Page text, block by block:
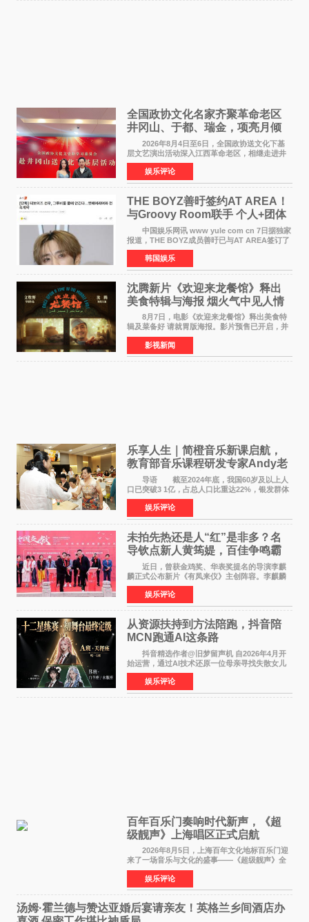
全国政协文化名家齐聚革命老区
井冈山、于都、瑞金，项亮月倾
情献唱《桃花谣》致敬红色沃土
2026年8月4日至6日，全国政协送文化下基
层文艺演出活动深入江西革命老区，相继走进井
冈山、于都长征出发地、瑞金三地。由全国政协
文化文史和学习委员会副主任、甘肃省政协原主
席欧阳坚率团，一
娱乐评论
THE BOYZ善旴签约AT AREA！
与Groovy Room联手 个人+团体
活动并行
中国娱乐网讯 www yule com cn 7日据独家
报道，THE BOYZ成员善旴已与AT AREA签订了
专属合约。AT AREA是由知名制作人组合
Groovy Room创立的hip-hop厂牌，旗下拥有多
位实力派音乐人，在韩
韩国娱乐
沈腾新片《欢迎来龙餐馆》释出
美食特辑与海报 烟火气中见人情
温暖
8月7日，电影《欢迎来龙餐馆》释出美食特
辑及菜备好 请就胃版海报。影片预售已开启，并
将于8月8日至10日14:00-21:00举行全国超前点
映。电影《欢迎来龙餐馆》作为战争美食喜剧大
片，讲述了中国
影视新闻
乐享人生｜简橙音乐新课启航，
教育部音乐课程研发专家Andy老
师重磅入驻领航银龄琴声
导语 截至2024年底，我国60岁及以上人
口已突破3 1亿，占总人口比重达22%，银发群体
的精神文化需求日益凸显。2024年1月，国务院办
公厅印发《关于发展银发经济增进老年人福祉的
意见》——这是
娱乐评论
未拍先热还是人“红”是非多？名
导钦点新人黄筠媞，百佳争鸣霸
气回应
近日，曾获金鸡奖、华表奖提名的导演李麒
麟正式公布新片《有凤来仪》主创阵容。李麒麟
早年凭电影《华容道》获得金鸡奖、华表奖提
名，此后长期参与国内外电影制作，其担任制片
人参与的作品亦曾
娱乐评论
从资源扶持到方法陪跑，抖音陪
MCN跑通AI这条路
抖音精选作者@旧梦留声机 自2026年4月开
始运营，通过AI技术还原一位母亲寻找失散女儿
的故事，凭借强情感表达获得大量用户关注，发
布仅21小时便获得超1亿曝光、超1000万互动。
此后，账号持续沿
娱乐评论
百年百乐门奏响时代新声，《超
级靓声》上海唱区正式启航
2026年8月5日，上海百年文化地标百乐门迎
来了一场音乐与文化的盛事——《超级靓声》全
国励志音乐公益节目上海唱区新闻发布会暨启动
仪式在此隆重举行。各界领导、嘉宾与媒体朋友
齐聚一堂，共同
娱乐评论
汤姆·霍兰德与赞达亚婚后宴请亲友！英格兰乡间酒店办